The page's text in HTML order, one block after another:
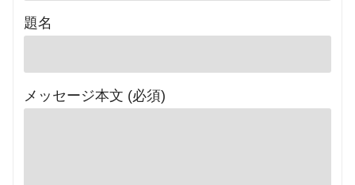
題名
メッセージ本文 (必須)